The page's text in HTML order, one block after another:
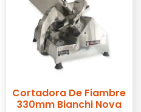
Cortadora De Fiambre
330mm Bianchi Nova